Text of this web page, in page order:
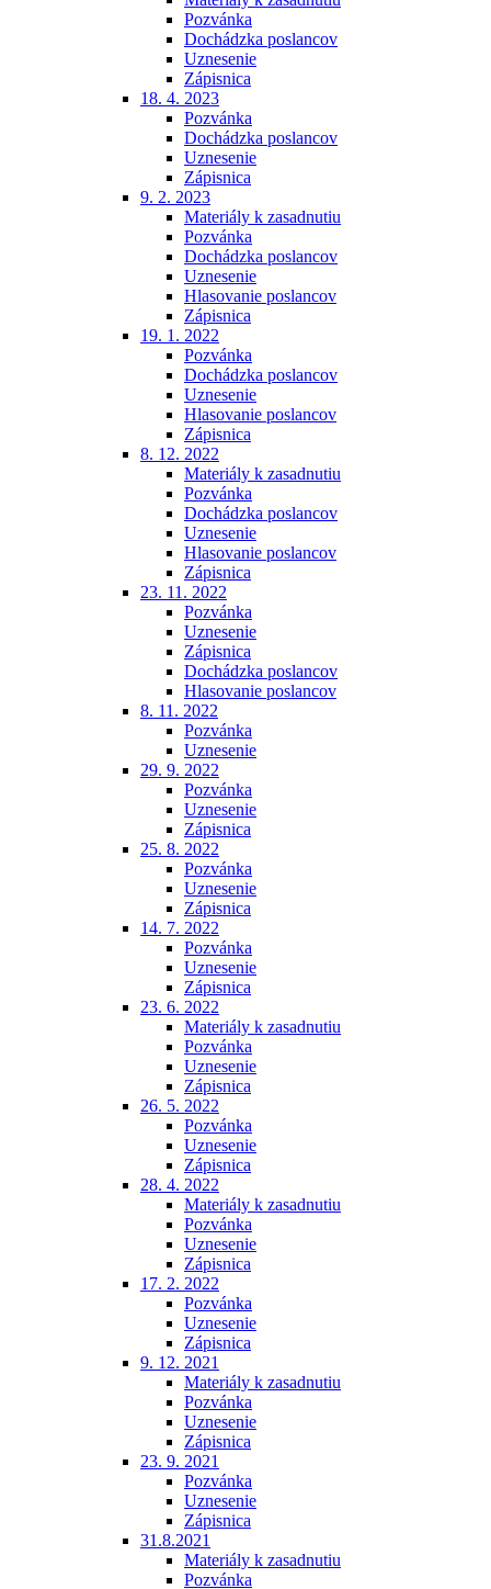
Pozvánka
Dochádzka poslancov
Uznesenie
Zápisnica
18. 4. 2023
Pozvánka
Dochádzka poslancov
Uznesenie
Zápisnica
9. 2. 2023
Materiály k zasadnutiu
Pozvánka
Dochádzka poslancov
Uznesenie
Hlasovanie poslancov
Zápisnica
19. 1. 2022
Pozvánka
Dochádzka poslancov
Uznesenie
Hlasovanie poslancov
Zápisnica
8. 12. 2022
Materiály k zasadnutiu
Pozvánka
Dochádzka poslancov
Uznesenie
Hlasovanie poslancov
Zápisnica
23. 11. 2022
Pozvánka
Uznesenie
Zápisnica
Dochádzka poslancov
Hlasovanie poslancov
8. 11. 2022
Pozvánka
Uznesenie
29. 9. 2022
Pozvánka
Uznesenie
Zápisnica
25. 8. 2022
Pozvánka
Uznesenie
Zápisnica
14. 7. 2022
Pozvánka
Uznesenie
Zápisnica
23. 6. 2022
Materiály k zasadnutiu
Pozvánka
Uznesenie
Zápisnica
26. 5. 2022
Pozvánka
Uznesenie
Zápisnica
28. 4. 2022
Materiály k zasadnutiu
Pozvánka
Uznesenie
Zápisnica
17. 2. 2022
Pozvánka
Uznesenie
Zápisnica
9. 12. 2021
Materiály k zasadnutiu
Pozvánka
Uznesenie
Zápisnica
23. 9. 2021
Pozvánka
Uznesenie
Zápisnica
31.8.2021
Materiály k zasadnutiu
Pozvánka